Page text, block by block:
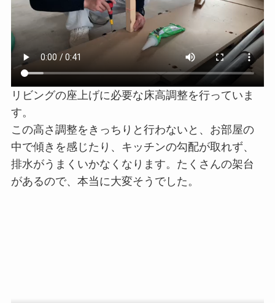
リビングの座上げに必要な床高調整を行っていま
す。
この高さ調整をきっちりと行わないと、お部屋の
中で傾きを感じたり、キッチンの勾配が取れず、
排水がうまくいかなくなります。たくさんの架台
があるので、本当に大変そうでした。